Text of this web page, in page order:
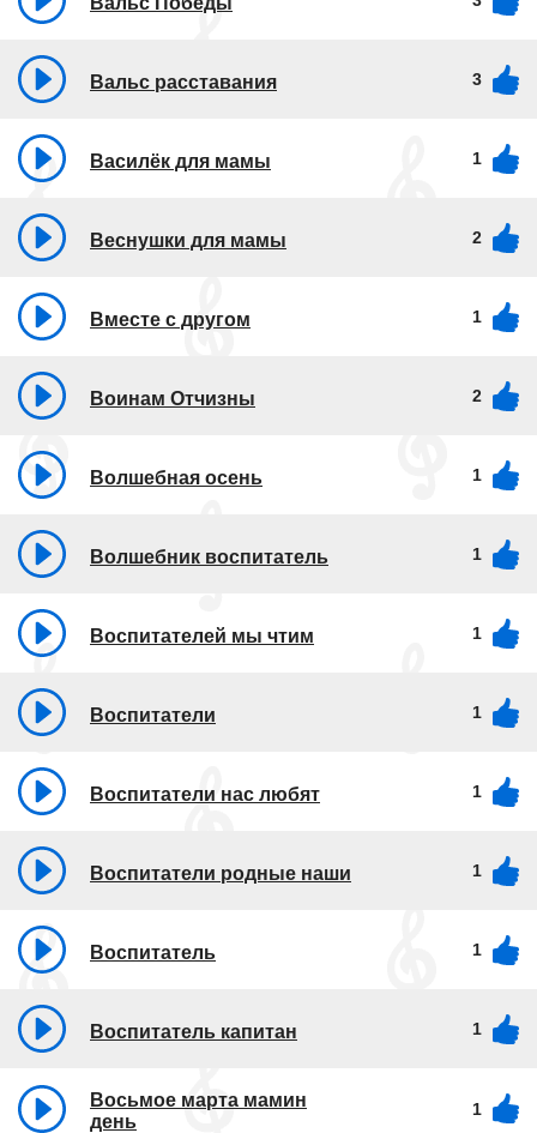
Вальс расставания 3
Василёк для мамы 1
Веснушки для мамы 2
Вместе с другом 1
Воинам Отчизны 2
Волшебная осень 1
Волшебник воспитатель 1
Воспитателей мы чтим 1
Воспитатели 1
Воспитатели нас любят 1
Воспитатели родные наши 1
Воспитатель 1
Воспитатель капитан 1
Восьмое марта мамин
день
1